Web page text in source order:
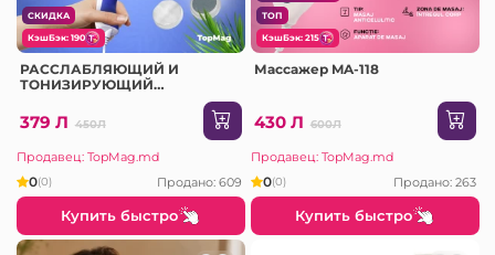
СКИДКА
КэшБэк: 190
РАССЛАБЛЯЮЩИЙ И
ТОНИЗИРУЮЩИЙ
379 Л 450Л
Продавец: TopMag.md
0(0) Продано: 609
Купить быстро
ТОП
КэшБэк: 215
Массажер MA-118
430 Л 600Л
Продавец: TopMag.md
0(0) Продано: 263
Купить быстро